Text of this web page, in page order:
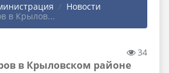
Новости
в Крылов...
34
в Крыловском районе